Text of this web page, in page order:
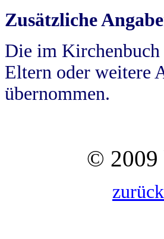
Zusätzliche
Die im Kirchenbuch
Eltern oder weitere
übernommen.
© 2009